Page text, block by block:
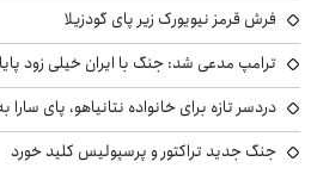
فرش قرمز نیویورک زیر پای گودزیلا
ترامپ مدعی شد: جنگ با ایران خیلی زود
دردسر تازه برای خانواده نتانیاهو، پای سارا
جنگ جدید تراکتور و پرسپولیس کلید خورد